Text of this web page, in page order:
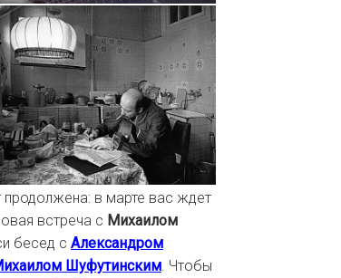
продолжена: в марте вас ждет
встреча с Михаилом
бесед с Александром
Шуфутинским . Чтобы